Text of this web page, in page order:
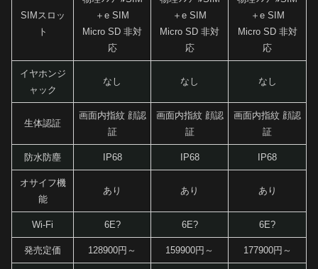
SIMスロッ
ト
＋e SIM
Micro SD 非対
応
＋e SIM
Micro SD 非対
応
＋e SIM
Micro SD 非対
応
イヤホンジ
ャック
なし なし なし
生体認証
画面内指紋 顔認
証
画面内指紋 顔認
証
画面内指紋 顔認
証
防水防塵 IP68 IP68 IP68
オサイフ機
能
あり あり あり
Wi-Fi 6E? 6E? 6E?
発売定価 128900円～ 159900円～ 177900円～